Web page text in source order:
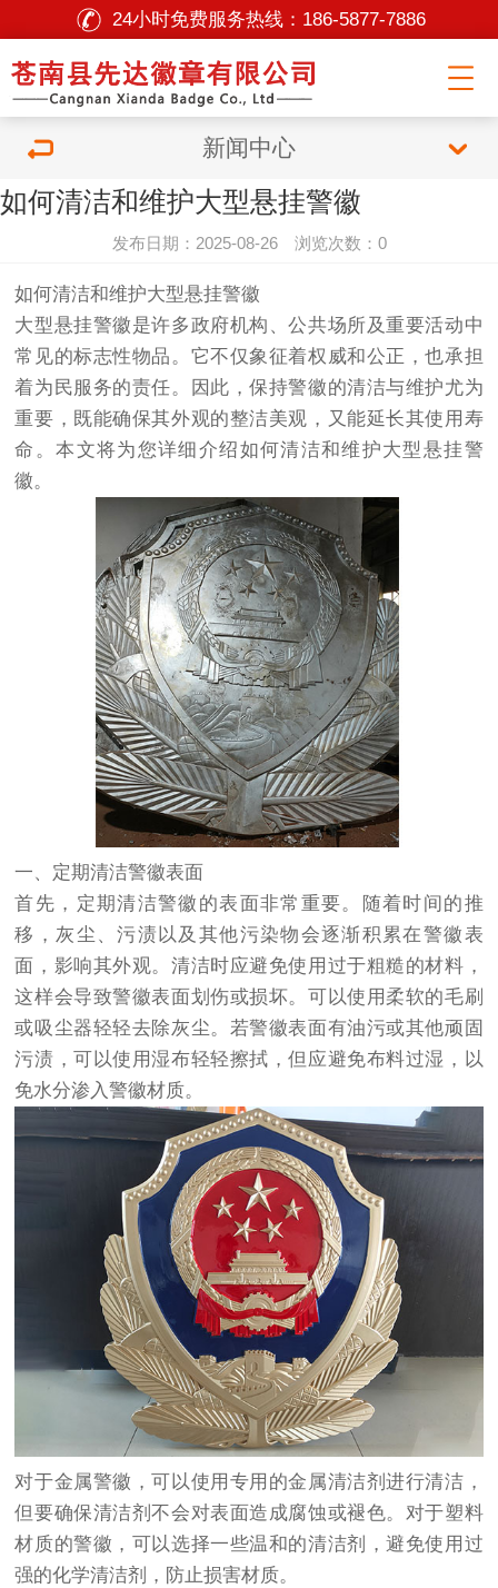
24小时免费服务热线： 186-5877-7886
新闻中心
如何清洁和维护大型悬挂警徽
发布日期：2025-08-26 浏览次数：0
如何清洁和维护大型悬挂警徽
大型悬挂警徽是许多政府机构、公共场所及重要活动中
常见的标志性物品。它不仅象征着权威和公正，也承担
着为民服务的责任。因此，保持警徽的清洁与维护尤为
重要，既能确保其外观的整洁美观，又能延长其使用寿
命。本文将为您详细介绍如何清洁和维护大型悬挂警
徽。
一、定期清洁警徽表面
首先，定期清洁警徽的表面非常重要。随着时间的推
移，灰尘、污渍以及其他污染物会逐渐积累在警徽表
面，影响其外观。清洁时应避免使用过于粗糙的材料，
这样会导致警徽表面划伤或损坏。可以使用柔软的毛刷
或吸尘器轻轻去除灰尘。若警徽表面有油污或其他顽固
污渍，可以使用湿布轻轻擦拭，但应避免布料过湿，以
免水分渗入警徽材质。
对于金属警徽，可以使用专用的金属清洁剂进行清洁，
但要确保清洁剂不会对表面造成腐蚀或褪色。对于塑料
材质的警徽，可以选择一些温和的清洁剂，避免使用过
强的化学清洁剂，防止损害材质。